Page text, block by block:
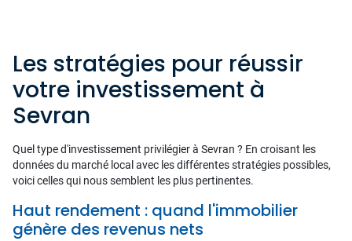
Les stratégies pour réussir
votre investissement à
Sevran
Quel type d'investissement privilégier à Sevran ? En croisant les
données du marché local avec les différentes stratégies possibles,
voici celles qui nous semblent les plus pertinentes.
Haut rendement : quand l'immobilier
génère des revenus nets